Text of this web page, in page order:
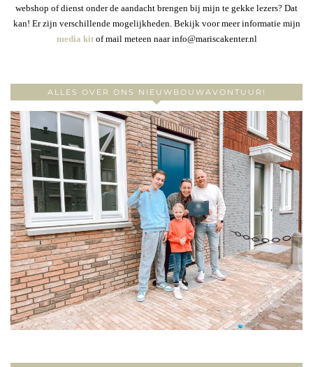
webshop of dienst onder de aandacht brengen bij mijn te gekke lezers? Dat
kan! Er zijn verschillende mogelijkheden. Bekijk voor meer informatie mijn
media kitof mail meteen naar info@mariscakenter.nl
ALLES OVER ONS NIEUWBOUWAVONTUUR!